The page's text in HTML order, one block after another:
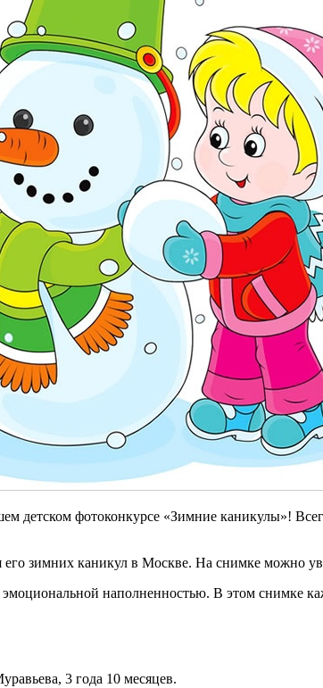
детском фотоконкурсе «Зимние каникулы»!
его зимних каникул в Москве. На снимке можно
наполненностью. В этом снимке
3 года 10 месяцев.